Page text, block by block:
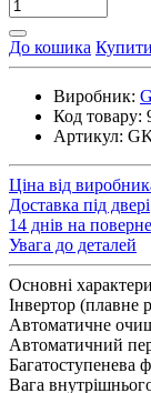
До кошика
Виробник:
Код товару:
Артикул:
Ціна від
Доставка під двері
14 днів на
Увага до деталей
Основні
Інвертор (плавне
Автоматичне
Автоматичний
Багатоступенева
Вага